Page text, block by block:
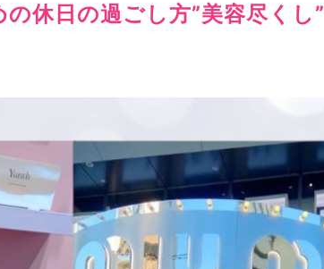
休日の過ごし方”美容尽くし”